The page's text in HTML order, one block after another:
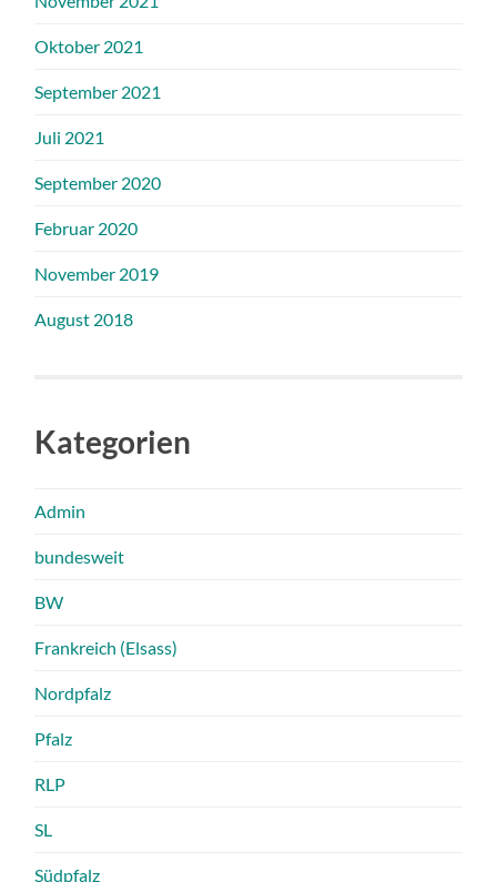
Oktober 2021
September 2021
Juli 2021
September 2020
Februar 2020
November 2019
August 2018
Kategorien
Admin
bundesweit
BW
Frankreich (Elsass)
Nordpfalz
Pfalz
RLP
SL
Südpfalz